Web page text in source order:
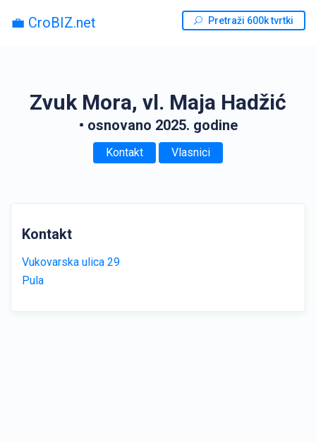
💼 CroBIZ.net Pretraži 600k tvrtki
Zvuk Mora, vl. Maja Hadžić
• osnovano 2025. godine
Kontakt Vlasnici
Kontakt
Vukovarska ulica 29
Pula